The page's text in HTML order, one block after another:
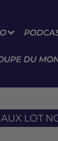
DU
LOT